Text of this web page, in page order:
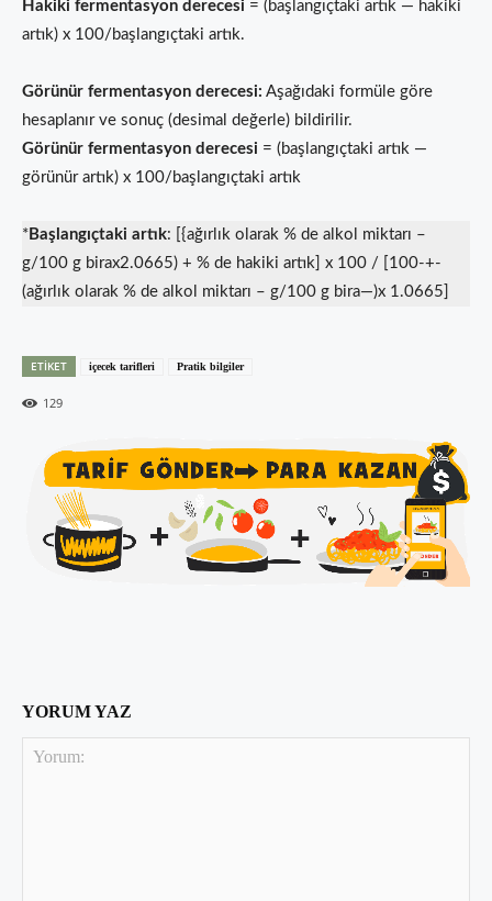
Hakiki fermentasyon derecesi = (başlangıçtaki artık — hakiki
artık) x 100/başlangıçtaki artık.
Görünür fermentasyon derecesi: Aşağıdaki formüle göre
hesaplanır ve sonuç (desimal değerle) bildirilir.
Görünür fermentasyon derecesi = (başlangıçtaki artık —
görü­nür artık) x 100/başlangıçtaki artık
* Başlangıçtaki artık: [{ağırlık olarak % de alkol miktarı –
g/100 g birax2.0665) + % de hakiki artık] x 100 / [100-+-
(ağırlık olarak % de alkol miktarı – g/100 g bira—)x 1.0665]
ETIKET içecek tarifleri Pratik bilgiler
129
YORUM YAZ